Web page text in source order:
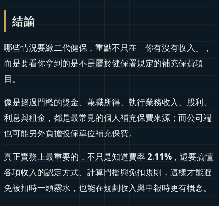
結論
哪些情況要繳二代健保，重點不只在「你有沒有收入」，
而是要看你拿到的是不是屬於健保署規定的補充保費項
目。
像是超過門檻的獎金、兼職所得、執行業務收入、股利、
利息與租金，都是最常見的個人補充保費來源；而公司端
也可能另外負擔投保單位補充保費。
真正實務上最重要的，不只是知道費率2.11% ，還要搞懂
各項收入的認定方式、計算門檻與免扣規則，這樣才能避
免被扣時一頭霧水，也能在規劃收入與申報時更有概念。